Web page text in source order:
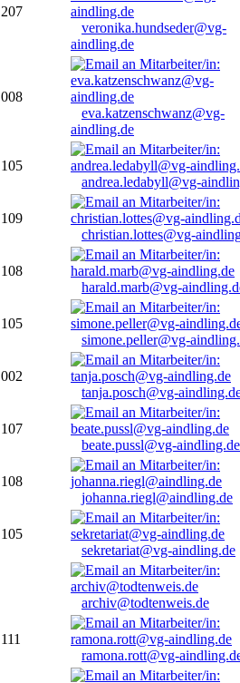
207
veronika.hundseder@vg-
aindling.de
008
eva.katzenschwanz@vg-
aindling.de
105
andrea.ledabyll@vg-
109
christian.lottes@vg-
108
harald.marb@vg-
105
simone.peller@vg-
002
tanja.posch@vg-
107
beate.pussl@vg-aindling.de
108
johanna.riegl@aindling.de
105
sekretariat@vg-aindling.de
archiv@todtenweis.de
111
ramona.rott@vg-